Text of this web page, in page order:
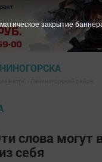
слова могут
себя
закрытие